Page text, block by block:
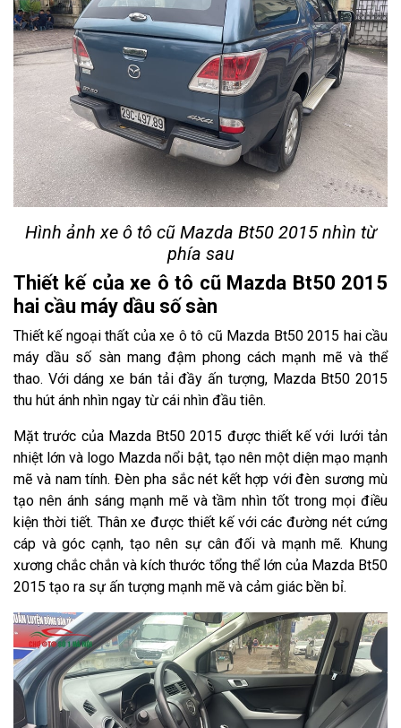
Hình ảnh xe ô tô cũ Mazda Bt50 2015 nhìn từ
phía sau
Thiết kế của xe ô tô cũ Mazda Bt50 2015
hai cầu máy dầu số sàn
Thiết kế ngoại thất của xe ô tô cũ Mazda Bt50 2015 hai cầu
máy dầu số sàn mang đậm phong cách mạnh mẽ và thể
thao. Với dáng xe bán tải đầy ấn tượng, Mazda Bt50 2015
thu hút ánh nhìn ngay từ cái nhìn đầu tiên.
Mặt trước của Mazda Bt50 2015 được thiết kế với lưới tản
nhiệt lớn và logo Mazda nổi bật, tạo nên một diện mạo mạnh
mẽ và nam tính. Đèn pha sắc nét kết hợp với đèn sương mù
tạo nên ánh sáng mạnh mẽ và tầm nhìn tốt trong mọi điều
kiện thời tiết. Thân xe được thiết kế với các đường nét cứng
cáp và góc cạnh, tạo nên sự cân đối và mạnh mẽ. Khung
xương chắc chắn và kích thước tổng thể lớn của Mazda Bt50
2015 tạo ra sự ấn tượng mạnh mẽ và cảm giác bền bỉ.